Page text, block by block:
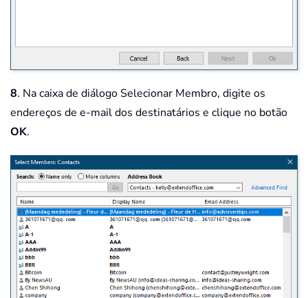
8. Na caixa de diálogo Selecionar Membro, digite os
endereços de e-mail dos destinatários e clique no botão
OK.